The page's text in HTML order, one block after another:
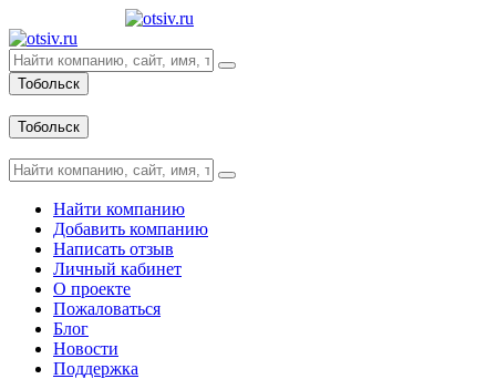
Тобольск
Тобольск
Найти компанию
Добавить компанию
Написать отзыв
Личный кабинет
О проекте
Пожаловаться
Блог
Новости
Поддержка